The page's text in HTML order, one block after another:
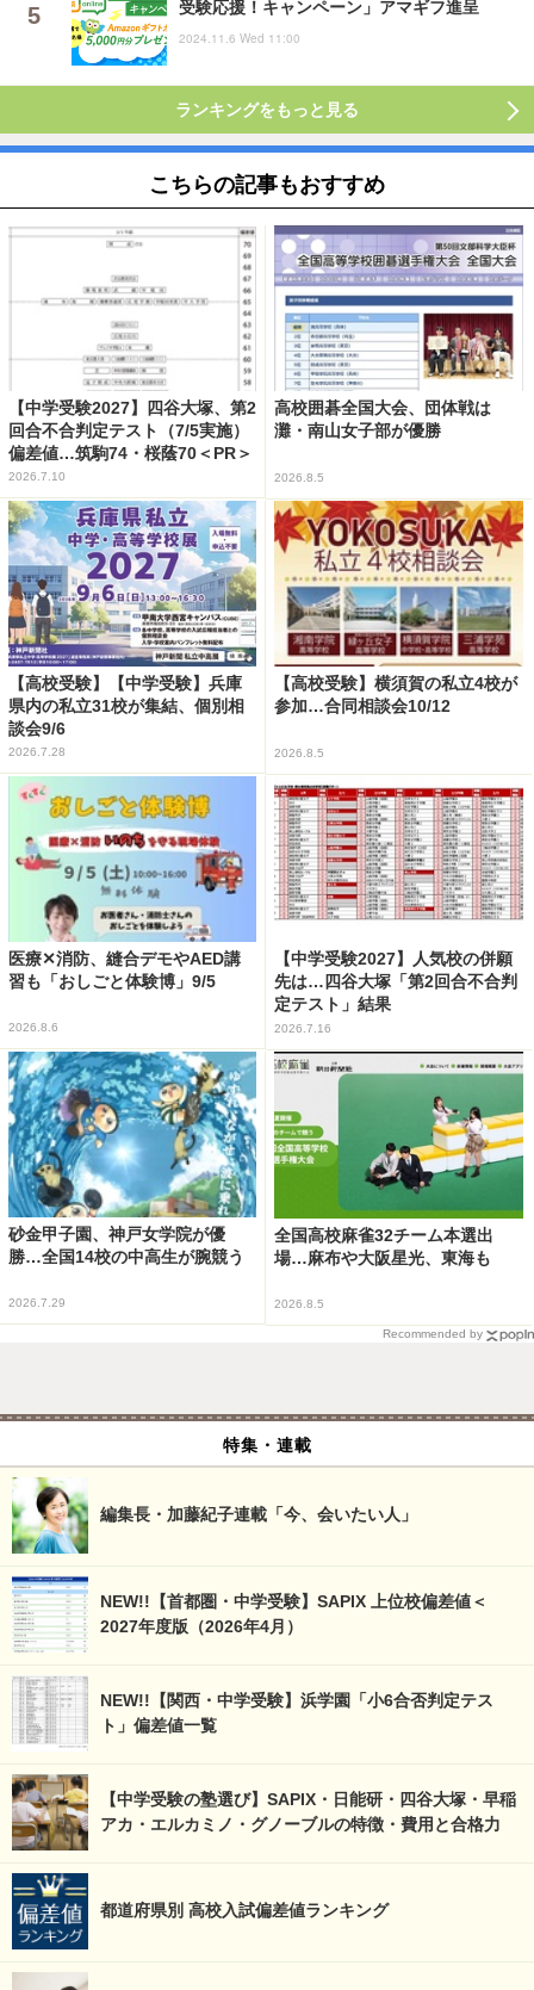
受験応援！キャンペーン」アマギフ進呈
2024.11.6 Wed 11:00
ランキングをもっと見る
こちらの記事もおすすめ
【中学受験2027】四谷大塚、第2
回合不合判定テスト（7/5実施）
偏差値…筑駒74・桜蔭70＜PR＞
2026.7.10
高校囲碁全国大会、団体戦は
灘・南山女子部が優勝
2026.8.5
【高校受験】【中学受験】兵庫
県内の私立31校が集結、個別相
談会9/6
2026.7.28
【高校受験】横須賀の私立4校が
参加…合同相談会10/12
2026.8.5
医療✕消防、縫合デモやAED講
習も「おしごと体験博」9/5
2026.8.6
【中学受験2027】人気校の併願
先は…四谷大塚「第2回合不合判
定テスト」結果
2026.7.16
砂金甲子園、神戸女学院が優
勝…全国14校の中高生が腕競う
2026.7.29
全国高校麻雀32チーム本選出
場…麻布や大阪星光、東海も
2026.8.5
Recommended by
特集・連載
編集長・加藤紀子連載「今、会いたい人」
NEW!!【首都圏・中学受験】SAPIX 上位校偏差値＜
2027年度版（2026年4月）
NEW!!【関西・中学受験】浜学園「小6合否判定テス
ト」偏差値一覧
【中学受験の塾選び】SAPIX・日能研・四谷大塚・早稲
アカ・エルカミノ・グノーブルの特徴・費用と合格力
都道府県別 高校入試偏差値ランキング